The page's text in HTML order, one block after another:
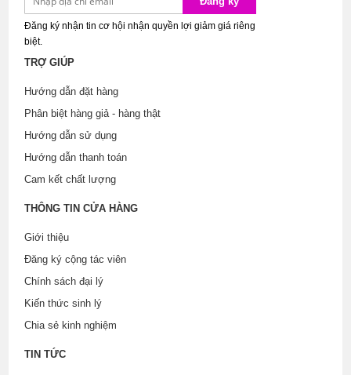
Đăng ký nhận tin cơ hội nhận quyền lợi giảm giá riêng
biệt.
TRỢ GIÚP
Hướng dẫn đặt hàng
Phân biệt hàng giả - hàng thật
Hướng dẫn sử dụng
Hướng dẫn thanh toán
Cam kết chất lượng
THÔNG TIN CỬA HÀNG
Giới thiệu
Đăng ký cộng tác viên
Chính sách đại lý
Kiến thức sinh lý
Chia sẻ kinh nghiệm
TIN TỨC